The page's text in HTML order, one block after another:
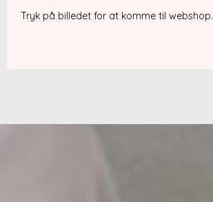
Tryk på billedet for at komme til webshop.